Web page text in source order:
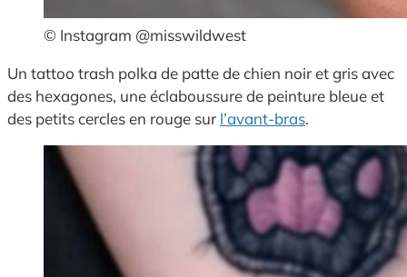
© Instagram @misswildwest
Un tattoo trash polka de patte de chien noir et gris avec
des hexagones, une éclaboussure de peinture bleue et
des petits cercles en rouge sur l’avant-bras.